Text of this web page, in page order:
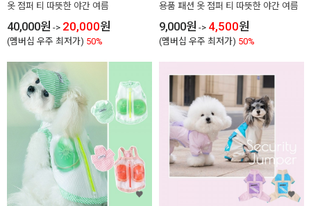
옷 점퍼 티 따뜻한 야간 여름
40,000원 -> 20,000원
(멤버십 우주 최저가) 50%
용품 패션 옷 점퍼 티 따뜻한 야간 여름
9,000원 -> 4,500원
(멤버십 우주 최저가) 50%